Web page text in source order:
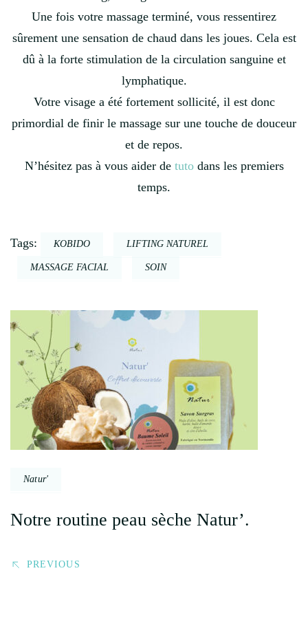
Une fois votre massage terminé, vous ressentirez
sûrement une sensation de chaud dans les joues. Cela est
dû à la forte stimulation de la circulation sanguine et
lymphatique.
Votre visage a été fortement sollicité, il est donc
primordial de finir le massage sur une touche de douceur
et de repos.
N’hésitez pas à vous aider de tutodans les premiers
temps.
Tags: KOBIDO LIFTING NATUREL
MASSAGE FACIAL SOIN
Post
Navigation
Natur'
Notre routine peau sèche Natur’.
PREVIOUS